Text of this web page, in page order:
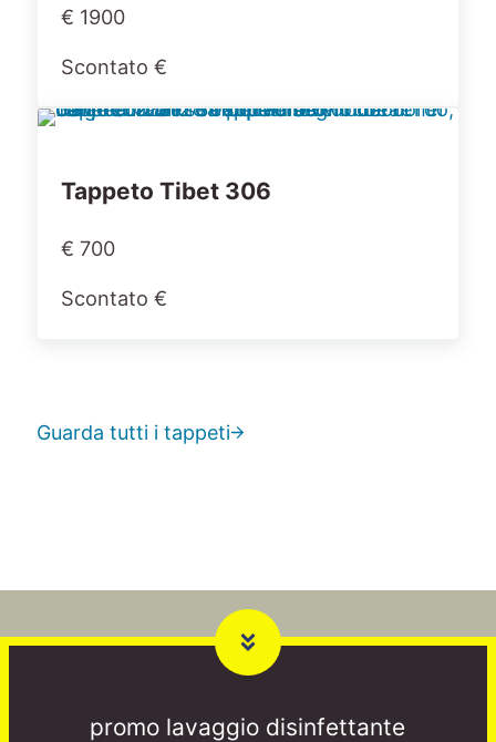
€ 1900
Scontato €
Tappeto Tibet 306
€ 700
Scontato €
Guarda tutti i tappeti
promo lavaggio disinfettante